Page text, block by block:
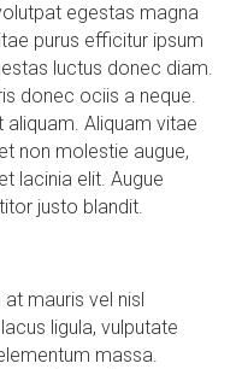
egestas magna
purus efficitur ipsum
luctus donec diam.
donec ociis a neque.
aliquam. Aliquam vitae
non molestie augue,
lacinia elit. Augue
justo blandit.
mauris vel nisl
ligula, vulputate
massa.